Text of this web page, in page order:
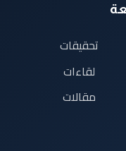
تحقيقات
لقاءات
مقالات